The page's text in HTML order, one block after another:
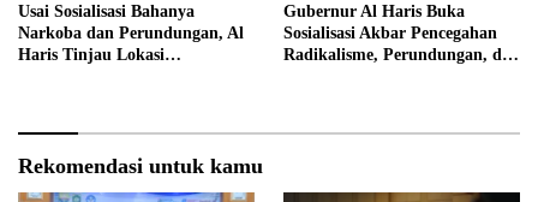
Usai Sosialisasi Bahanya
Narkoba dan Perundungan, Al
Haris Tinjau Lokasi
Gubernur Al Haris Buka
Sosialisasi Akbar Pencegahan
Radikalisme, Perundungan, dan
Rekomendasi untuk kamu